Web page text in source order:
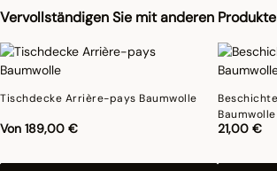
Vervollständigen Sie mit anderen
Tischdecke Arrière-pays Baumwolle
Von 189,00 €
Baumwolle
21,00 €